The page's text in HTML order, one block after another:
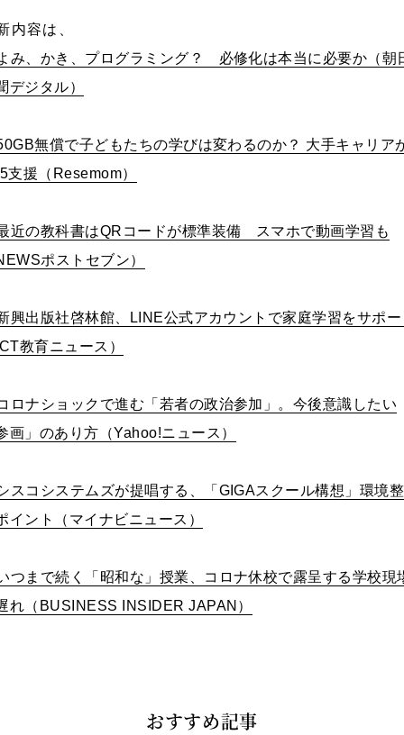
内容は、
み、かき、プログラミング？ 必修化は本当に必要か（朝
デジタル）
無償で子どもたちの学びは変わるのか？ 大手キャリア
支援（Resemom）
近の教科書はQRコードが標準装備 スマホで動画学習も
ポストセブン）
興出版社啓林館、LINE公式アカウントで家庭学習をサポ
教育ニュース）
ロナショックで進む「若者の政治参加」。今後意識したい
画」のあり方（Yahoo!ニュース）
スコシステムズが提唱する、「GIGAスクール構想」環境
イント（マイナビニュース）
つまで続く「昭和な」授業、コロナ休校で露呈する学校現
れ（BUSINESS INSIDER JAPAN）
おすすめ記事